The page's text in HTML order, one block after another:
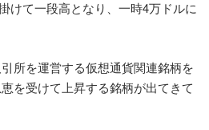
けて一段高となり、一時4万ドルに
所を運営する仮想通貨関連銘柄を
を受けて上昇する銘柄が出てきて